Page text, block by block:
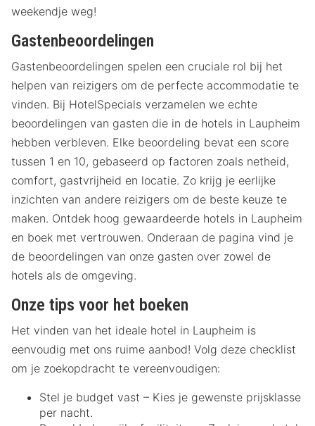
weekendje weg!
Gastenbeoordelingen
Gastenbeoordelingen spelen een cruciale rol bij het
helpen van reizigers om de perfecte accommodatie te
vinden. Bij HotelSpecials verzamelen we echte
beoordelingen van gasten die in de hotels in Laupheim
hebben verbleven. Elke beoordeling bevat een score
tussen 1 en 10, gebaseerd op factoren zoals netheid,
comfort, gastvrijheid en locatie. Zo krijg je eerlijke
inzichten van andere reizigers om de beste keuze te
maken. Ontdek hoog gewaardeerde hotels in Laupheim
en boek met vertrouwen. Onderaan de pagina vind je
de beoordelingen van onze gasten over zowel de
hotels als de omgeving.
Onze tips voor het boeken
Het vinden van het ideale hotel in Laupheim is
eenvoudig met ons ruime aanbod! Volg deze checklist
om je zoekopdracht te vereenvoudigen:
Stel je budget vast – Kies je gewenste prijsklasse
per nacht.